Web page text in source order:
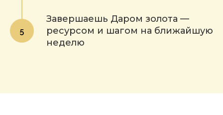
Завершаешь Даром золота —
ресурсом и шагом на ближайшую
неделю